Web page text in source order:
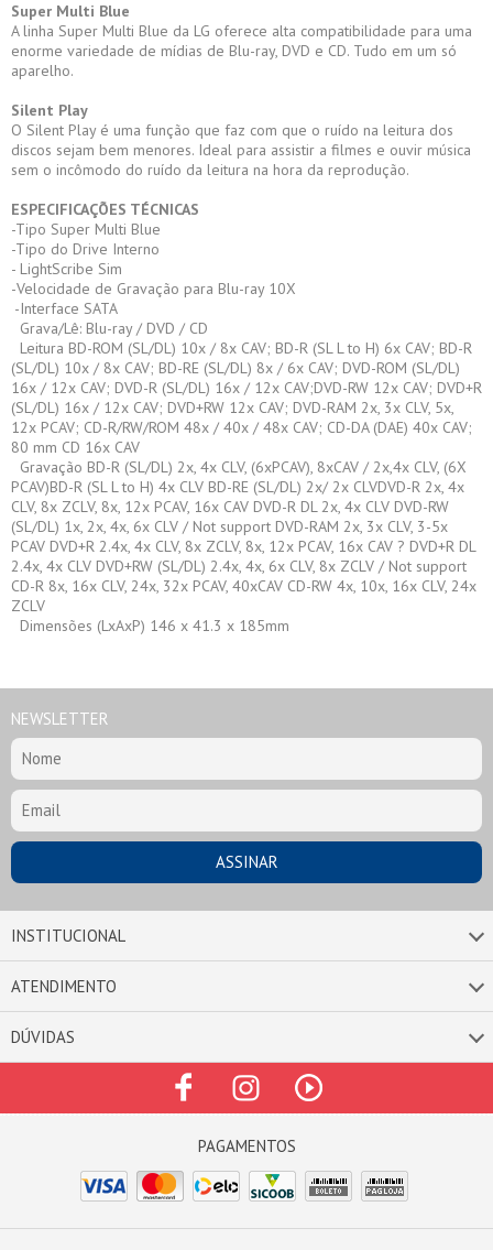
Super Multi Blue
A linha Super Multi Blue da LG oferece alta compatibilidade para uma
enorme variedade de mídias de Blu-ray, DVD e CD. Tudo em um só
aparelho.
Silent Play
O Silent Play é uma função que faz com que o ruído na leitura dos
discos sejam bem menores. Ideal para assistir a filmes e ouvir música
sem o incômodo do ruído da leitura na hora da reprodução.
ESPECIFICAÇÕES TÉCNICAS
-Tipo Super Multi Blue
-Tipo do Drive Interno
- LightScribe Sim
-Velocidade de Gravação para Blu-ray 10X
-Interface SATA
Grava/Lê: Blu-ray / DVD / CD
Leitura BD-ROM (SL/DL) 10x / 8x CAV; BD-R (SL L to H) 6x CAV; BD-R
(SL/DL) 10x / 8x CAV; BD-RE (SL/DL) 8x / 6x CAV; DVD-ROM (SL/DL)
16x / 12x CAV; DVD-R (SL/DL) 16x / 12x CAV;DVD-RW 12x CAV; DVD+R
(SL/DL) 16x / 12x CAV; DVD+RW 12x CAV; DVD-RAM 2x, 3x CLV, 5x,
12x PCAV; CD-R/RW/ROM 48x / 40x / 48x CAV; CD-DA (DAE) 40x CAV;
80 mm CD 16x CAV
Gravação BD-R (SL/DL) 2x, 4x CLV, (6xPCAV), 8xCAV / 2x,4x CLV, (6X
PCAV)BD-R (SL L to H) 4x CLV BD-RE (SL/DL) 2x/ 2x CLVDVD-R 2x, 4x
CLV, 8x ZCLV, 8x, 12x PCAV, 16x CAV DVD-R DL 2x, 4x CLV DVD-RW
(SL/DL) 1x, 2x, 4x, 6x CLV / Not support DVD-RAM 2x, 3x CLV, 3-5x
PCAV DVD+R 2.4x, 4x CLV, 8x ZCLV, 8x, 12x PCAV, 16x CAV ? DVD+R DL
2.4x, 4x CLV DVD+RW (SL/DL) 2.4x, 4x, 6x CLV, 8x ZCLV / Not support
CD-R 8x, 16x CLV, 24x, 32x PCAV, 40xCAV CD-RW 4x, 10x, 16x CLV, 24x
ZCLV
Dimensões (LxAxP) 146 x 41.3 x 185mm
NEWSLETTER
INSTITUCIONAL
ATENDIMENTO
DÚVIDAS